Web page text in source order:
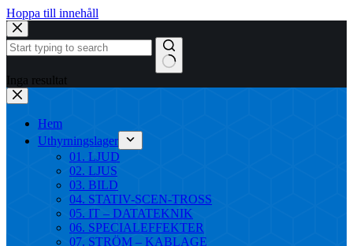
Hoppa till innehåll
Inga resultat
Hem
Uthyrningslager
01. LJUD
02. LJUS
03. BILD
04. STATIV-SCEN-TROSS
05. IT – DATATEKNIK
06. SPECIALEFFEKTER
07. STRÖM – KABLAGE